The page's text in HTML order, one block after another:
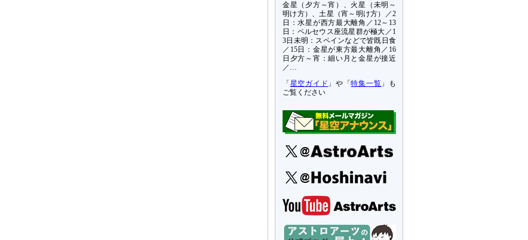
金星（夕方～宵）、火星（未明～
明け方）、土星（宵～明け方）／2
日：水星が西方最大離角／12～13
日：ペルセウス座流星群が極大／1
3日未明：スペインなどで皆既日食
／15日：金星が東方最大離角／16
日夕方～宵：細い月と金星が接近
／…
「 星空ガイド 」や「特集一覧 」も
ご覧ください